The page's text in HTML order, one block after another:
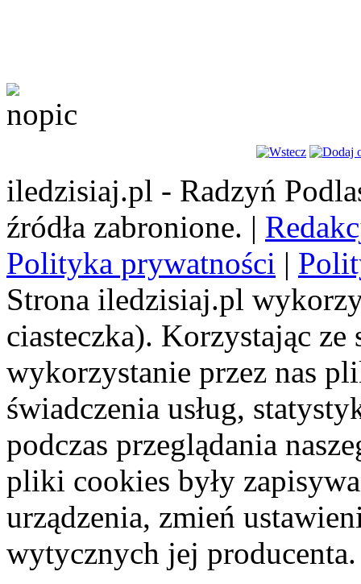
iledzisiaj.pl - Radzyń
źródła zabronione. |
Polityka prywatności |
Strona iledzisiaj.pl
ciasteczka). Korzystając
wykorzystanie przez nas
świadczenia usług,
podczas przeglądania
pliki cookies były
urządzenia, zmień
wytycznych jej producenta.